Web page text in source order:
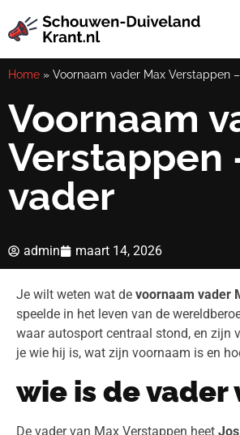
Home » Voornaam vader Max Verstappen
Voornaam
Verstappen
vader
admin maart 14, 2026
Je wilt weten wat de voornaam vader
speelde in het leven van de
waar autosport centraal stond, en zijn
je wie hij is, wat zijn voornaam is en
wie is de vader
De vader van Max Verstappen heet